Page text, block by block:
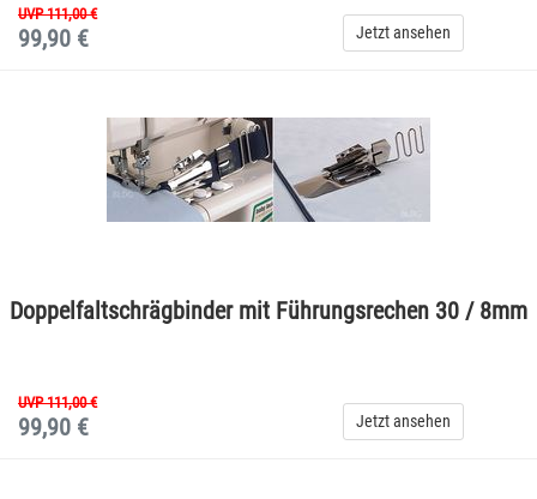
UVP 111,00 €
99,90 € Jetzt ansehen
Doppelfaltschrägbinder mit Führungsrechen 30 / 8mm
UVP 111,00 €
99,90 € Jetzt ansehen